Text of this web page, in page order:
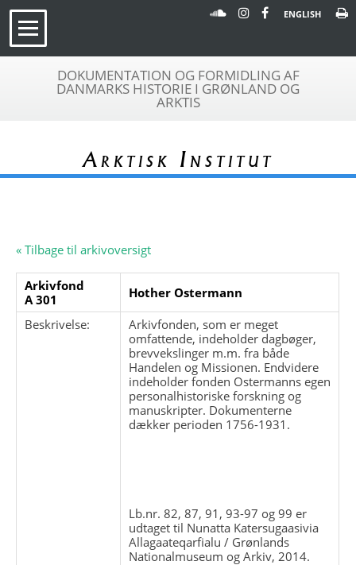
ENGLISH
DOKUMENTATION OG FORMIDLING AF
DANMARKS HISTORIE I GRØNLAND OG
ARKTIS
Arktisk Institut
« Tilbage til arkivoversigt
Arkivfond
A 301
Hother Ostermann
Beskrivelse:
Arkivfonden, som er meget
omfattende, indeholder dagbøger,
brevvekslinger m.m. fra både
Handelen og Missionen. Endvidere
indeholder fonden Ostermanns egen
personalhistoriske forskning og
manuskripter. Dokumenterne
dækker perioden 1756-1931.
Lb.nr. 82, 87, 91, 93-97 og 99 er
udtaget til Nunatta Katersugaasivia
Allagaateqarfialu / Grønlands
Nationalmuseum og Arkiv, 2014.